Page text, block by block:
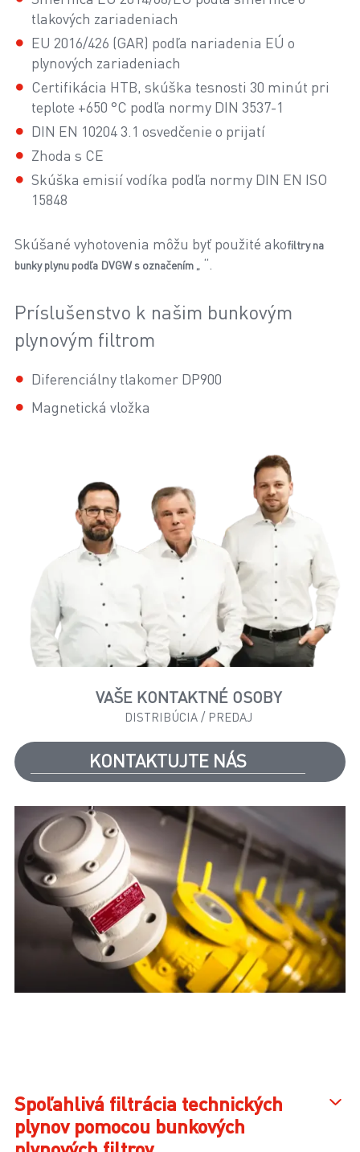
tlakových zariadeniach
EU 2016/426 (GAR) podľa nariadenia EÚ o
plynových zariadeniach
Certifikácia HTB, skúška tesnosti 30 minút pri
teplote +650 °C podľa normy DIN 3537-1
DIN EN 10204 3.1 osvedčenie o prijatí
Zhoda s CE
Skúška emisií vodíka podľa normy DIN EN ISO
15848
Skúšané vyhotovenia môžu byť použité akofiltry na
bunky plynu podľa DVGW s označením „ “.
Príslušenstvo k našim bunkovým
plynovým filtrom
Diferenciálny tlakomer DP900
Magnetická vložka
VAŠE KONTAKTNÉ OSOBY
DISTRIBÚCIA / PREDAJ
KONTAKTUJTE NÁS
Spoľahlivá filtrácia technických
plynov pomocou bunkových